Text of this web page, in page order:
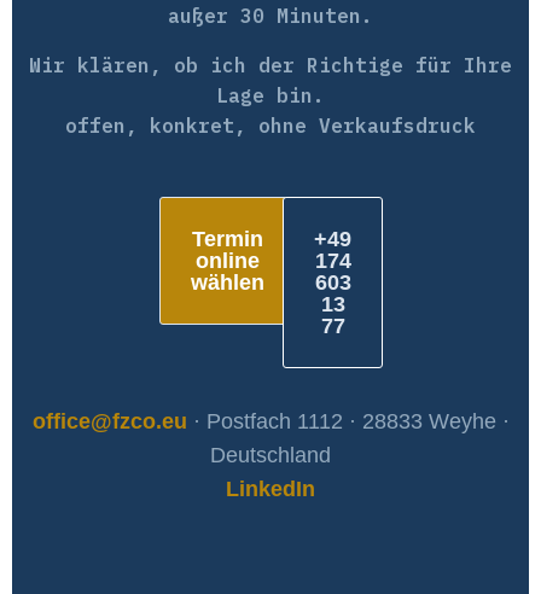
außer 30 Minuten.
Wir klären, ob ich der Richtige für Ihre
Lage bin.
offen, konkret, ohne Verkaufsdruck
Termin
online
wählen
+49
174
603
13
77
office@fzco.eu · Postfach 1112 · 28833 Weyhe ·
Deutschland
LinkedIn